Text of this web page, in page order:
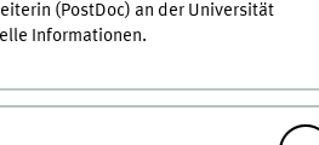
(PostDoc) an der Universität
Informationen.